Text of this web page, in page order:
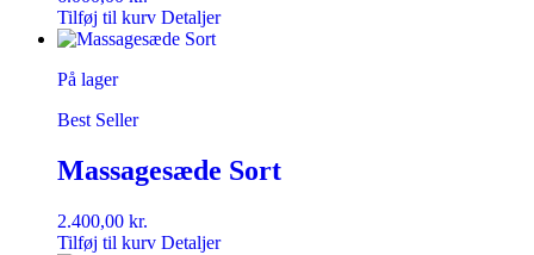
Tilføj til kurv Detaljer
På lager
Best Seller
Massagesæde Sort
2.400,00 kr.
Tilføj til kurv Detaljer